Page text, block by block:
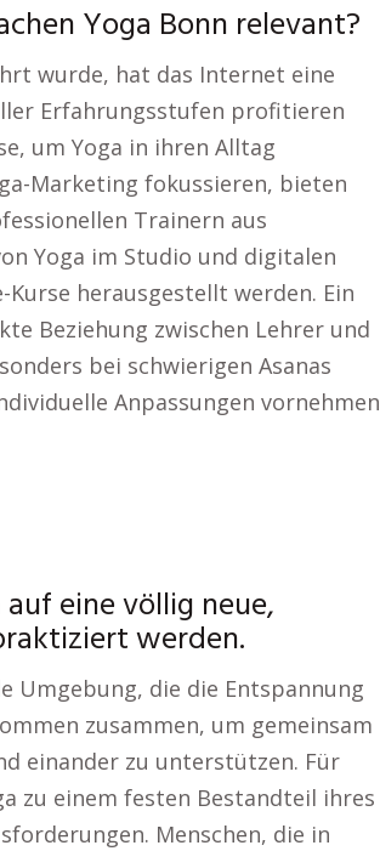
Yoga Bonn relevant?
wurde, hat das Internet eine
Erfahrungsstufen profitieren
um Yoga in ihren Alltag
Marketing fokussieren, bieten
Trainern aus
Yoga im Studio und digitalen
herausgestellt werden. Ein
Beziehung zwischen Lehrer und
bei schwierigen Asanas
Anpassungen vornehmen
eine völlig neue,
werden.
Umgebung, die die Entspannung
zusammen, um gemeinsam
einander zu unterstützen. Für
zu einem festen Bestandteil ihres
Menschen, die in